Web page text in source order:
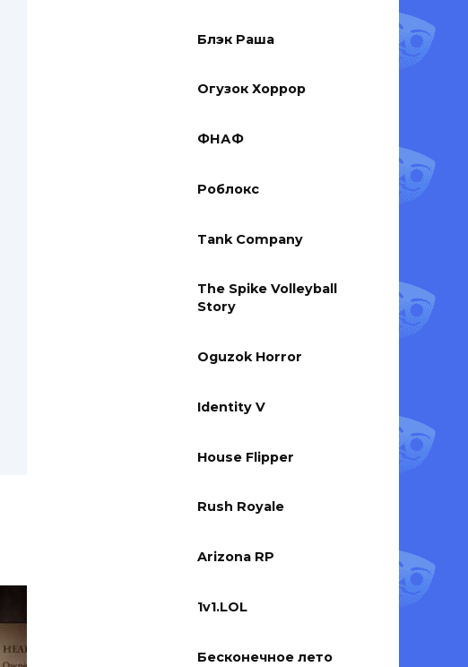
Блэк Раша
Огузок Хоррор
ФНАФ
Роблокс
Tank Company
The Spike Volleyball
Story
Oguzok Horror
Identity V
House Flipper
Rush Royale
Arizona RP
1v1.LOL
Бесконечное лето